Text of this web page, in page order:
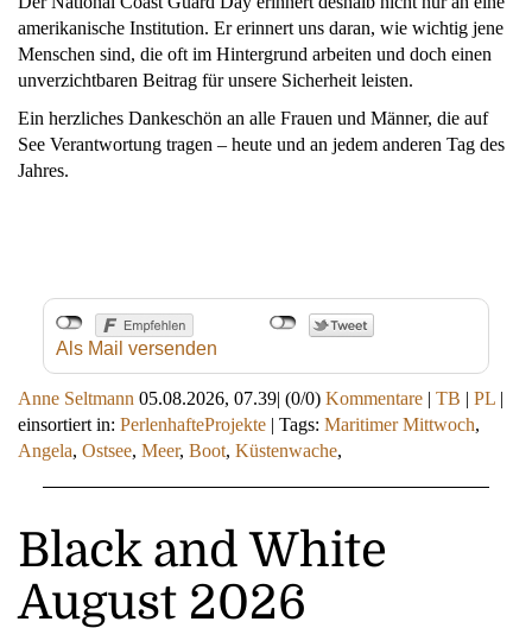
amerikanische Institution. Er erinnert uns daran, wie wichtig jene
Menschen sind, die oft im Hintergrund arbeiten und doch einen
unverzichtbaren Beitrag für unsere Sicherheit leisten.
Ein herzliches Dankeschön an alle Frauen und Männer, die auf
See Verantwortung tragen – heute und an jedem anderen Tag des
Jahres.
Als Mail versenden
Anne Seltmann 05.08.2026, 07.39| (0/0) Kommentare | TB | PL |
einsortiert in: PerlenhafteProjekte | Tags: Maritimer Mittwoch,
Angela, Ostsee, Meer, Boot, Küstenwache,
Black and White
August 2026